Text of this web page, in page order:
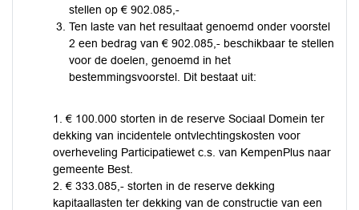
stellen op € 902.085,-
Ten laste van het resultaat genoemd onder voorstel
2 een bedrag van € 902.085,- beschikbaar te stellen
voor de doelen, genoemd in het
bestemmingsvoorstel. Dit bestaat uit:
1. € 100.000 storten in de reserve Sociaal Domein ter
dekking van incidentele ontvlechtingskosten voor
overheveling Participatiewet c.s. van KempenPlus naar
gemeente Best.
2. € 333.085,- storten in de reserve dekking
kapitaallasten ter dekking van de constructie van een